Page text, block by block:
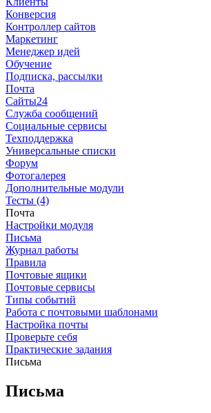
Конверсия
Контроллер сайтов
Маркетинг
Менеджер идей
Обучение
Подписка, рассылки
Почта
Сайты24
Служба сообщений
Социальные сервисы
Техподдержка
Универсальные списки
Форум
Фотогалерея
Дополнительные модули
Тесты (4)
Почта
Настройки модуля
Письма
Журнал работы
Правила
Почтовые ящики
Почтовые сервисы
Типы событий
Работа с почтовыми шаблонами
Настройка почты
Проверьте себя
Практические задания
Письма
Письма